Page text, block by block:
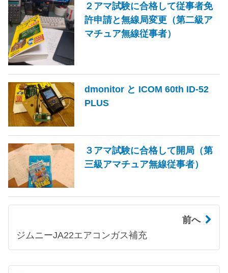
２アマ試験に合格して従事者免
許申請と無線局変更（第二級ア
マチュア無線従事者）
dmonitor と ICOM 60th ID-52
PLUS
３アマ試験に合格して開局（第
三級アマチュア無線従事者）
前へ
ジムニーJA22エアコンガス補充